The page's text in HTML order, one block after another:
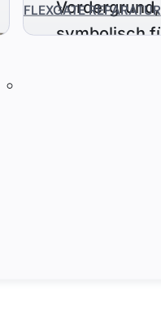
FLEXGATE REPARATUR